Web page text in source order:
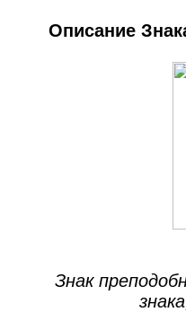
Описание
Знак